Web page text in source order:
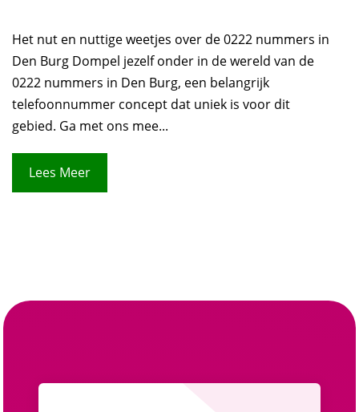
Het nut en nuttige weetjes over de 0222 nummers in
Den Burg Dompel jezelf onder in de wereld van de
0222 nummers in Den Burg, een belangrijk
telefoonnummer concept dat uniek is voor dit
gebied. Ga met ons mee...
Lees Meer